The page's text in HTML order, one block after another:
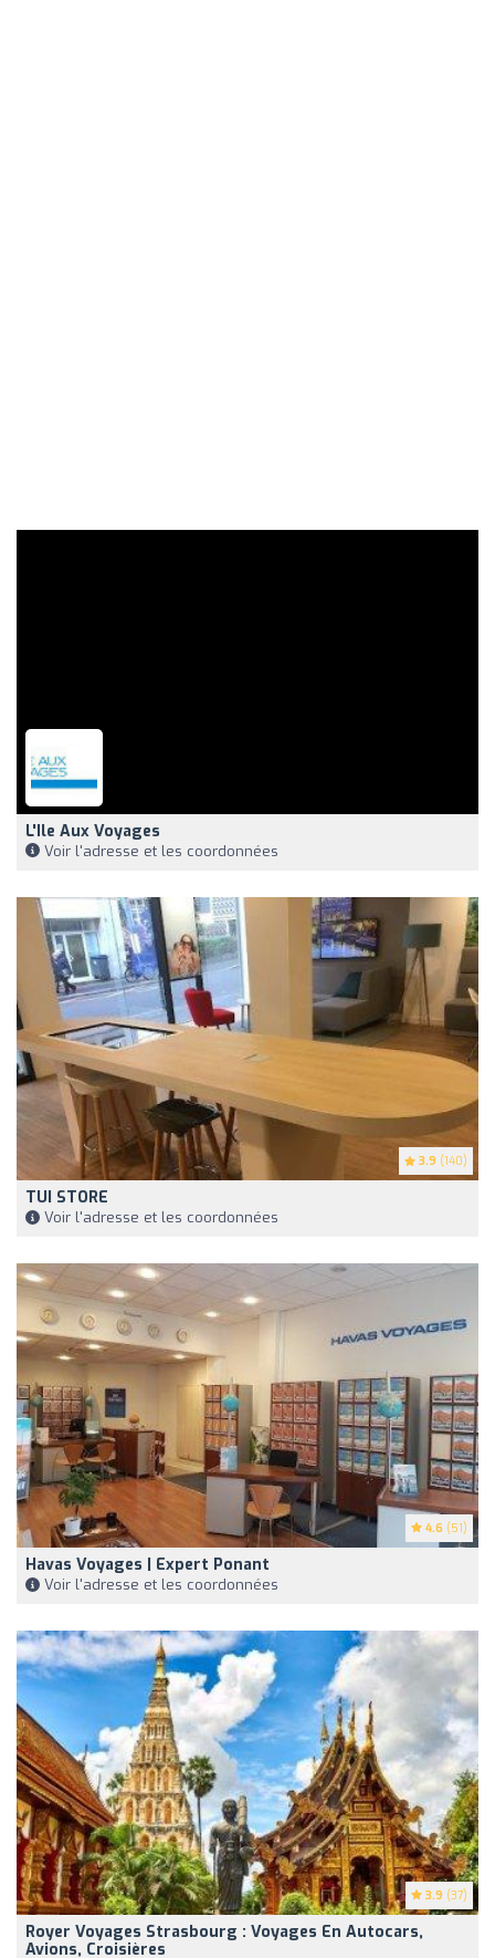
L'Ile Aux Voyages
Voir l'adresse et les coordonnées
3.9 (140)
TUI STORE
Voir l'adresse et les coordonnées
4.6 (51)
Havas Voyages | Expert Ponant
Voir l'adresse et les coordonnées
3.9 (37)
Royer Voyages Strasbourg : Voyages En Autocars,
Avions, Croisières